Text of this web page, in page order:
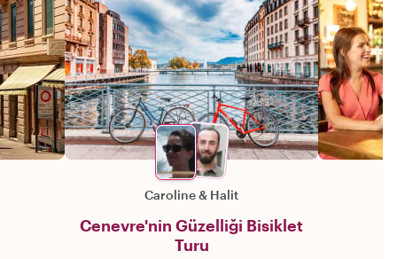
Caroline& Halit
Cenevre'nin Güzelliği Bisiklet
Turu